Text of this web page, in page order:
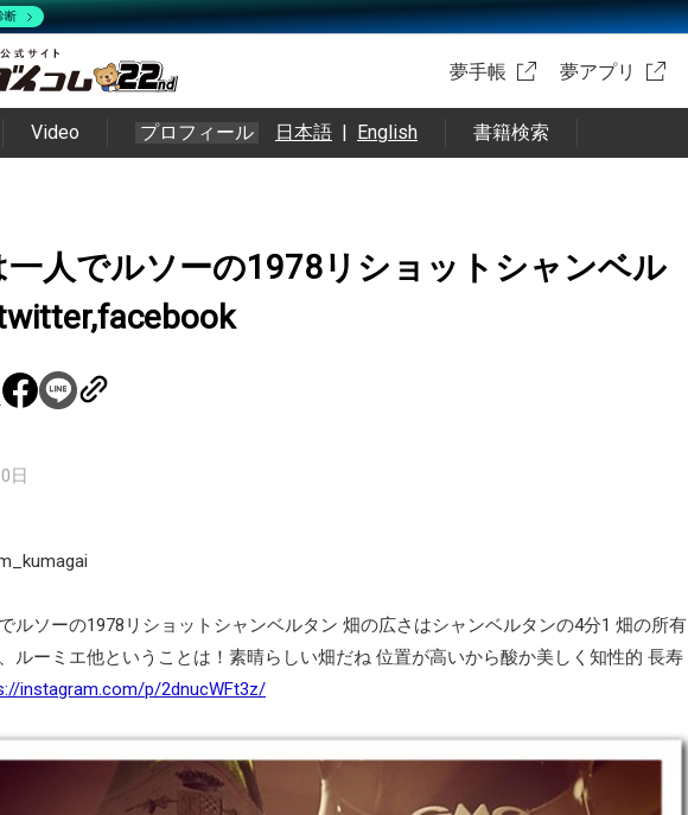
夢手帳 夢アプリ
Video プロフィール 日本語 | English 書籍検索
一人でルソーの1978リショットシャンベル
日
ルソーの1978リショットシャンベルタン 畑の広さはシャンベルタンの4分1 畑の所有
ルーミエ他ということは！素晴らしい畑だね 位置が高いから酸か美しく知性的 長寿
instagram.com/p/2dnucWFt3z/
断